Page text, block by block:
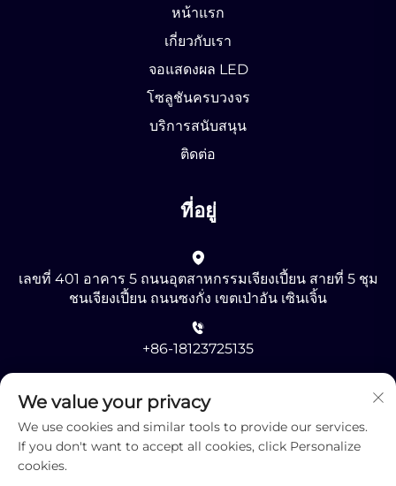
หน้าแรก
เกี่ยวกับเรา
จอแสดงผล LED
โซลูชันครบวงจร
บริการสนับสนุน
ติดต่อ
ที่อยู่
เลขที่ 401 อาคาร 5 ถนนอุตสาหกรรมเจียงเปี้ยน สายที่ 5 ชุม
ชนเจียงเปี้ยน ถนนซงกั่ง เขตเป่าอัน เซินเจิ้น
+86-18123725135
[email protected]
We value your privacy
We use cookies and similar tools to provide our services.
If you don't want to accept all cookies, click Personalize
cookies.